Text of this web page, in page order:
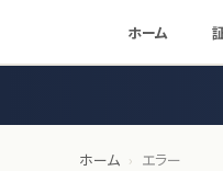
ホーム
ホーム › エラー